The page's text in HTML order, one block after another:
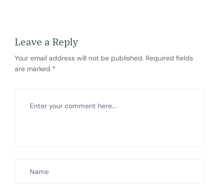
Leave a Reply
Your email address will not be published. Required fields
are marked *